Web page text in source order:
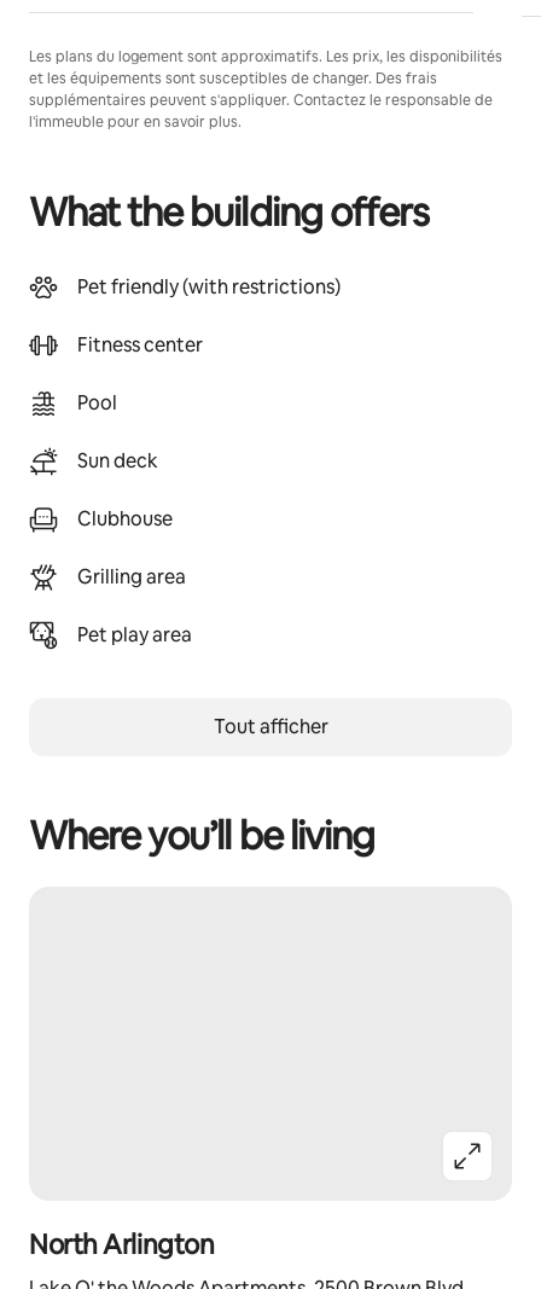
Les plans du logement sont approximatifs. Les prix, les disponibilités
et les équipements sont susceptibles de changer. Des frais
supplémentaires peuvent s'appliquer. Contactez le responsable de
l'immeuble pour en savoir plus.
What the building offers
Pet friendly (with restrictions)
Fitness center
Pool
Sun deck
Clubhouse
Grilling area
Pet play area
Tout afficher
Where you’ll be living
North Arlington